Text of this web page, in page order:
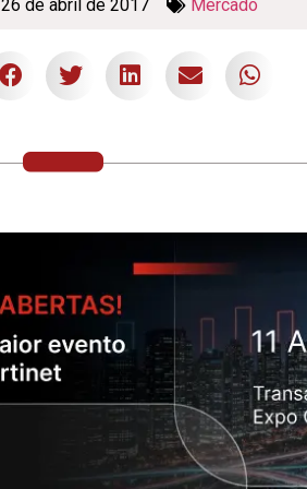
26 de abril de 2017 Mercado